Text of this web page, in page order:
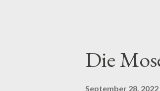
Die
September 28, 2022